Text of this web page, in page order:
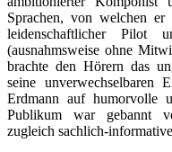
Sprachen, von welchen er
leidenschaftlicher Pilot
(ausnahmsweise ohne
brachte den Hörern das
seine unverwechselbaren
Erdmann auf humorvolle
Publikum war gebannt
zugleich sachlich-